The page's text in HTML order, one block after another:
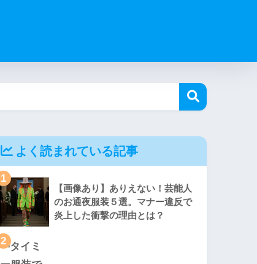
よく読まれている記事
1
【画像あり】ありえない！芸能人
のお通夜服装５選。マナー違反で
炎上した衝撃の理由とは？
2